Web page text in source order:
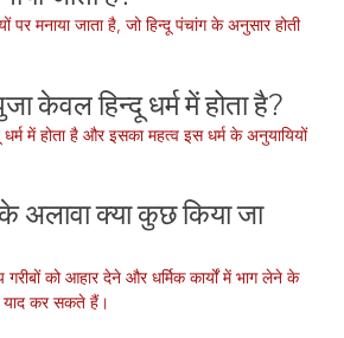
पर मनाया जाता है, जो हिन्दू पंचांग के अनुसार होती
केवल हिन्दू धर्म में होता है?
धर्म में होता है और इसका महत्व इस धर्म के अनुयायियों
अलावा क्या कुछ किया जा
को आहार देने और धर्मिक कार्यों में भाग लेने के
याद कर सकते हैं।